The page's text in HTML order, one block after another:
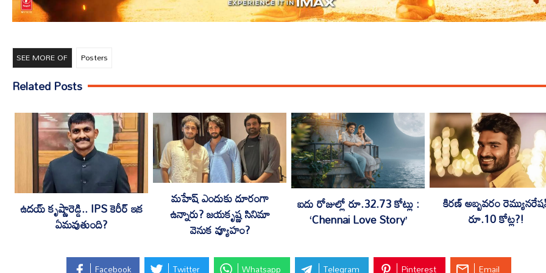
SEE MORE OF Posters
Related Posts
ఉదయ్ కృష్ణారెడ్డి.. IPS కెరీర్ ఇక
ఏమవుతుంది?
మహేష్ ఎందుకు దూరంగా
ఉన్నారు? జయకృష్ణ సినిమా
వెనుక వ్యూహం?
ఐదు రోజుల్లో రూ.32.73 కోట్లు :
‘Chennai Love Story’
కిరణ్ అబ్బవరం
రూ.10 కోట్ల?!
Facebook Twitter Whatsapp Telegram Pinterest Email